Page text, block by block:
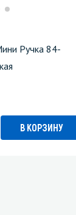
Ручка 84-
В КОРЗИНУ